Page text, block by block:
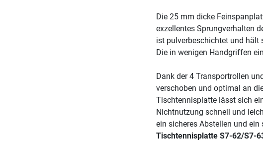
Die 25 mm dicke
exzellentes Sprungverhalten
ist pulverbeschichtet und hält
Die in wenigen Handgriffen
Dank der 4 Transportrollen
verschoben und optimal an
Tischtennisplatte lässt sich
Nichtnutzung schnell und
ein sicheres Abstellen und ein
Tischtennisplatte S7-62/S7-